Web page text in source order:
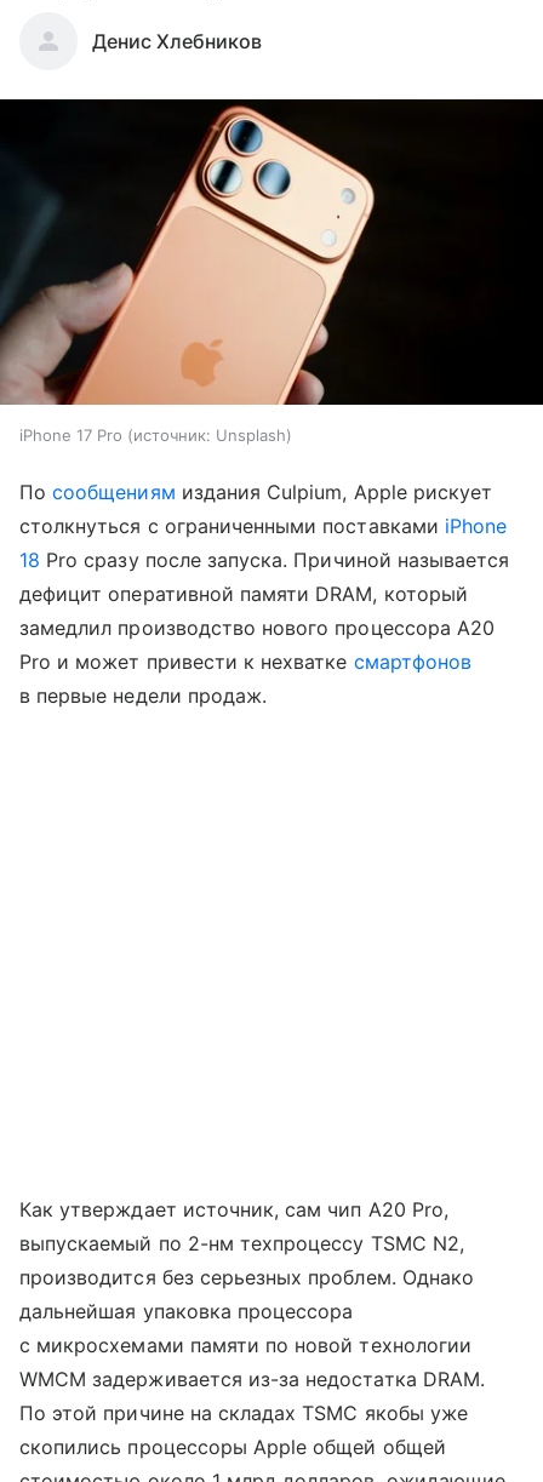
Денис Хлебников
iPhone 17 Pro источник: Unsplash
Посообщениям издания Culpium, Apple рискует
столкнуться с ограниченными поставками iPhone
18 Pro сразу после запуска. Причиной называется
дефицит оперативной памяти DRAM, который
замедлил производство нового процессора A20
Pro и может привести к нехватке смартфонов
в первые недели продаж.
Как утверждает источник, сам чип A20 Pro,
выпускаемый по 2-нм техпроцессу TSMC N2,
производится без серьезных проблем. Однако
дальнейшая упаковка процессора
с микросхемами памяти по новой технологии
WMCM задерживается из-за недостатка DRAM.
По этой причине на складах TSMC якобы уже
скопились процессоры Apple общей общей